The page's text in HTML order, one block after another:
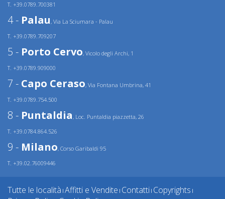
T. +39.0789.700381
4 - Palau, Via La Sciumara - Palau
T. +39.0789.709207
5 - Porto Cervo, Vicolo degli Archi, 1
T. +39.0789.909000
7 - Capo Ceraso, Via Fontana Umbrina, 41
T. +39.0789.754.500
8 - Puntaldia, Loc. Puntaldia piazzetta, 26
T. +39.0784.864.526
9 - Milano, Corso Garibaldi 95
T. +39.02.76009446
Tutte le località | Affitti e Vendite | Contatti | Copyrights |